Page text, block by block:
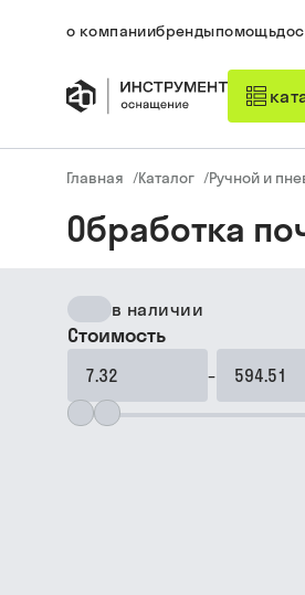
о компаниибрендыпомощь
Главная /Каталог /Ручной и
Обработка
в наличии
Стоимость
–